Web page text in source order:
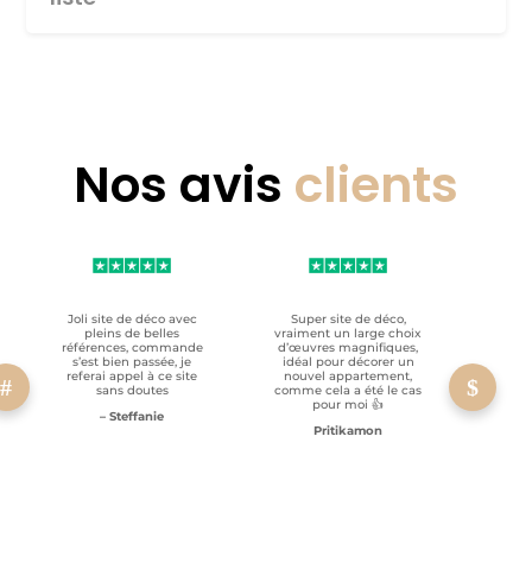
Nos avis clients
Joli site de déco avec
pleins de belles
références, commande
s’est bien passée, je
referai appel à ce site
sans doutes
– Steffanie
Super site de déco,
vraiment un large choix
d’œuvres magnifiques,
idéal pour décorer un
nouvel appartement,
comme cela a été le cas
pour moi 👍
Pritikamon